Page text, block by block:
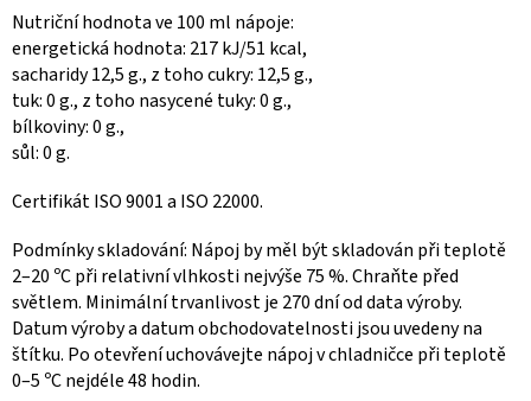
Nutriční hodnota ve 100 ml nápoje:
energetická hodnota: 217 kJ/51 kcal,
sacharidy 12,5 g., z toho cukry: 12,5 g.,
tuk: 0 g., z toho nasycené tuky: 0 g.,
bílkoviny: 0 g.,
sůl: 0 g.
Certifikát ISO 9001 a ISO 22000.
Podmínky skladování: Nápoj by měl být skladován při teplotě
2–20 ºС při relativní vlhkosti nejvýše 75 %. Chraňte před
světlem. Minimální trvanlivost je 270 dní od data výroby.
Datum výroby a datum obchodovatelnosti jsou uvedeny na
štítku. Po otevření uchovávejte nápoj v chladničce při teplotě
0–5 ºС nejdéle 48 hodin.